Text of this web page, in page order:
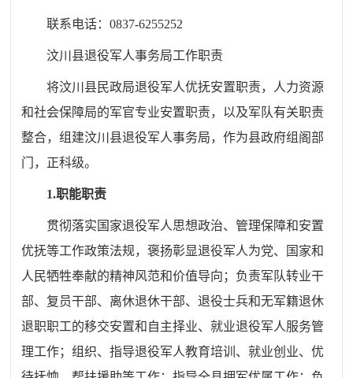
联系电话：0837-6255252
汶川县退役军人事务局工作职责
将汶川县民政局退役军人优抚安置职责，人力资源
和社会保障局的军官专业安置职责，以及军队有关职责
整合，组建汶川县退役军人事务局，作为县政府组 阁部
门，正科级。
1.职能职责
贯彻落实国家退役军人思想政治、管理保障和安置
优抚等工作政策法规，褒扬彰显退役军人为党、国家和
人民牺牲奉献的精神风范和价值导向；负责军队转业干
部、复员干部、离休退休干部、退役士兵和无军籍退休
退职职工的移交安置和自主择业、就业退役军人服务管
理工作；组织、指导退役军人教育培训、就业创业、优